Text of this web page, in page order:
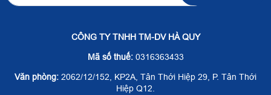
CÔNG TY TNHH TM-DV HÀ QUY
Mã số thuế:0316363433
Văn phòng: 2062/12/152, KP2A, Tân Thới Hiệp 29, P. Tân Thới
Hiệp Q12.